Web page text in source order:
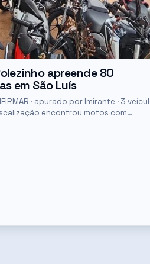
apreende 80
em São Luís
· apurado por Imirante · 3
encontrou motos com
placas suprimidas e duas